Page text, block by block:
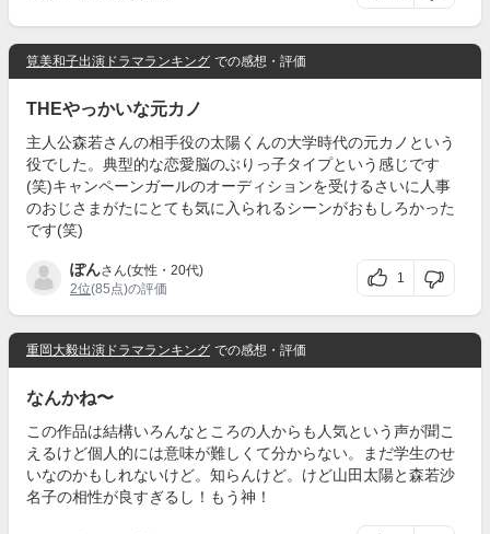
筧美和子出演ドラマランキング での感想・評価
THEやっかいな元カノ
主人公森若さんの相手役の太陽くんの大学時代の元カノという
役でした。典型的な恋愛脳のぶりっ子タイプという感じです
(笑)キャンペーンガールのオーディションを受けるさいに人事
のおじさまがたにとても気に入られるシーンがおもしろかった
です(笑)
ぽんさん(女性・20代)
2位(85点)の評価
1
重岡大毅出演ドラマランキング での感想・評価
なんかね〜
この作品は結構いろんなところの人からも人気という声が聞こ
えるけど個人的には意味が難しくて分からない。まだ学生のせ
いなのかもしれないけど。知らんけど。けど山田太陽と森若沙
名子の相性が良すぎるし！もう神！